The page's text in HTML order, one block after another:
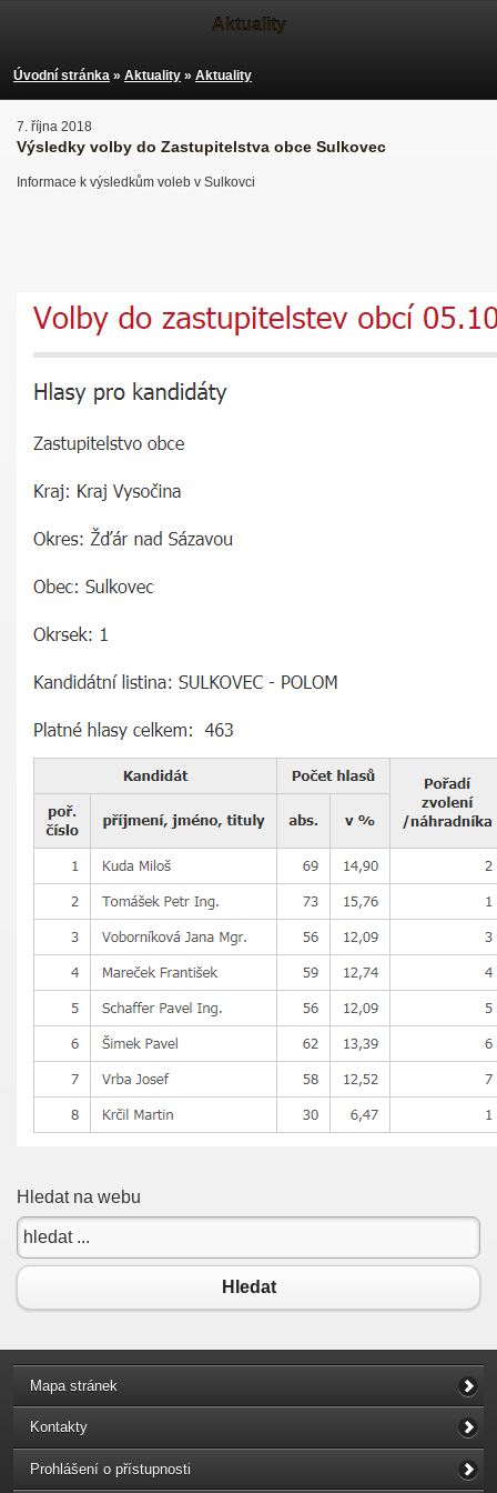
Aktuality
Úvodní stránka » Aktuality » Aktuality
7. října 2018
Výsledky volby do Zastupitelstva obce Sulkovec
Informace k výsledkům voleb v Sulkovci
Hledat na webu
Hledat
Mapa stránek
Kontakty
Prohlášení o přístupnosti